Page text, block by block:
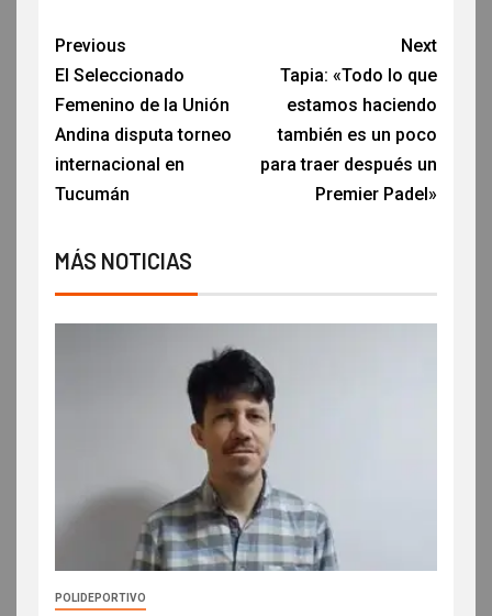
Previous
El Seleccionado
Femenino de la Unión
Andina disputa torneo
internacional en
Tucumán
Next
Tapia: «Todo lo que
estamos haciendo
también es un poco
para traer después un
Premier Padel»
MÁS NOTICIAS
POLIDEPORTIVO